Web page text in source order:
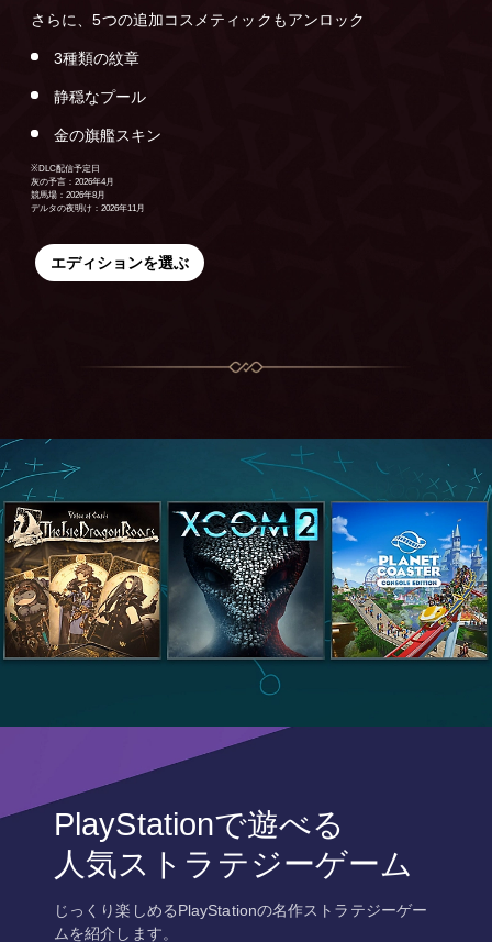
さらに、5つの追加コスメティックもアンロック
3種類の紋章
静穏なプール
金の旗艦スキン
※DLC配信予定日
灰の予言：2026年4月
競馬場：2026年8月
デルタの夜明け：2026年11月
エディションを選ぶ
PlayStationで遊べる
人気ストラテジーゲーム
じっくり楽しめるPlayStationの名作ストラテジーゲー
ムを紹介します。